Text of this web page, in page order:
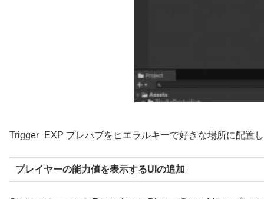
Trigger_EXP プレハブをヒエラルキーで好きな場所に配置
プレイヤーの能力値を表示するUIの追加